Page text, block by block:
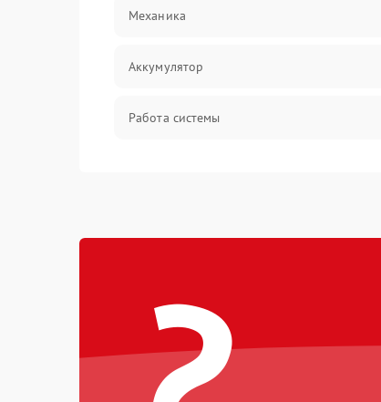
Механика
Аккумулятор
Работа системы
Мотор
Защита